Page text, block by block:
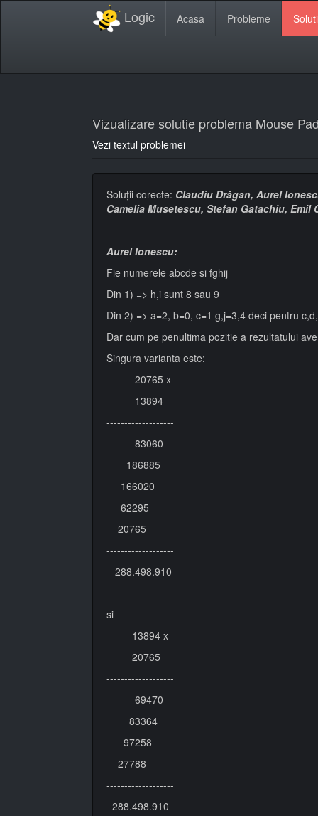
Logic Acasa Probleme
Vizualizare solutie problema Mouse
Vezi textul problemei
Soluţii corecte: Claudiu Drăgan, Aurel
Camelia Musetescu, Stefan Gatachiu, Emil
Aurel Ionescu:
Fie numerele abcde si fghij
Din 1) => h,i sunt 8 sau 9
Din 2) => a=2, b=0, c=1 g,j=3,4 deci pentru
Dar cum pe penultima pozitie a rezultatului
Singura varianta este:
20765 x
13894
-------------------
83060
186885
166020
62295
20765
-------------------
288.498.910
si
13894 x
20765
-------------------
69470
83364
97258
27788
-------------------
288.498.910